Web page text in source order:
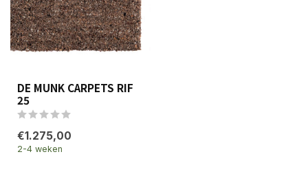
DE MUNK CARPETS RIF
25
€1.275,00
2-4 weken